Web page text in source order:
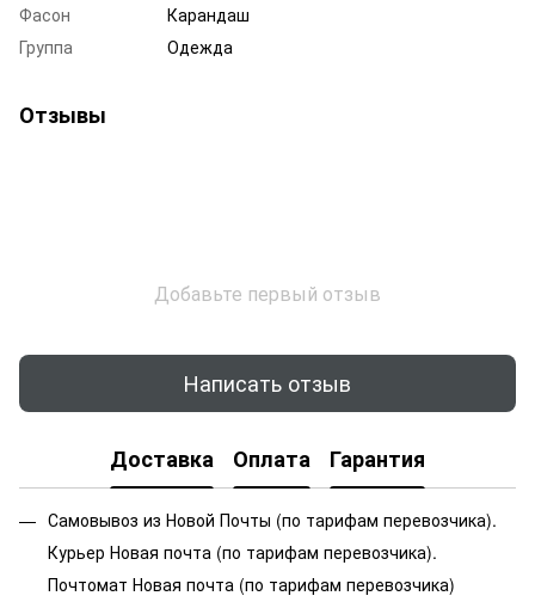
Фасон
Карандаш
Группа
Одежда
Отзывы
Добавьте первый отзыв
Написать отзыв
Доставка Оплата Гарантия
Самовывоз из Новой Почты (по тарифам перевозчика).
Курьер Новая почта (по тарифам перевозчика).
Почтомат Новая почта (по тарифам перевозчика)